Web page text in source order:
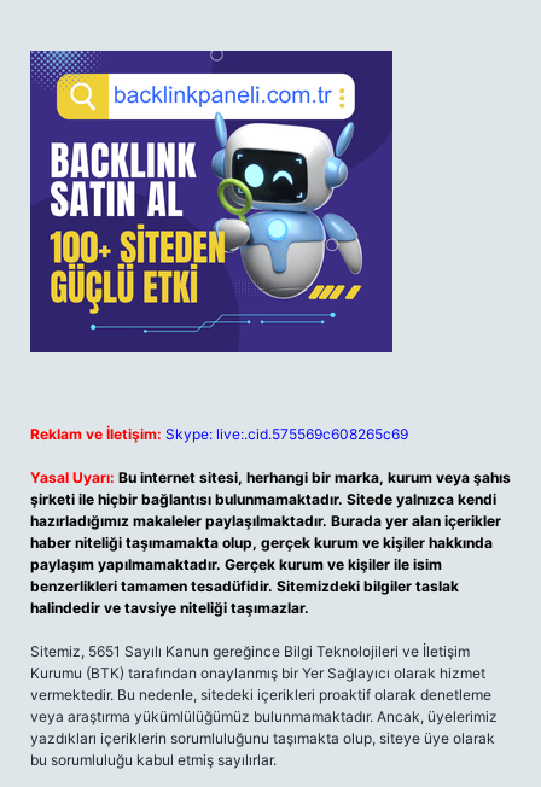
Reklam ve İletişim: Skype: live:.cid.575569c608265c69
Yasal Uyarı: Bu internet sitesi, herhangi bir marka, kurum veya şahıs
şirketi ile hiçbir bağlantısı bulunmamaktadır. Sitede yalnızca kendi
hazırladığımız makaleler paylaşılmaktadır. Burada yer alan içerikler
haber niteliği taşımamakta olup, gerçek kurum ve kişiler hakkında
paylaşım yapılmamaktadır. Gerçek kurum ve kişiler ile isim
benzerlikleri tamamen tesadüfidir. Sitemizdeki bilgiler taslak
halindedir ve tavsiye niteliği taşımazlar.
Sitemiz, 5651 Sayılı Kanun gereğince Bilgi Teknolojileri ve İletişim
Kurumu (BTK) tarafından onaylanmış bir Yer Sağlayıcı olarak hizmet
vermektedir. Bu nedenle, sitedeki içerikleri proaktif olarak denetleme
veya araştırma yükümlülüğümüz bulunmamaktadır. Ancak, üyelerimiz
yazdıkları içeriklerin sorumluluğunu taşımakta olup, siteye üye olarak
bu sorumluluğu kabul etmiş sayılırlar.